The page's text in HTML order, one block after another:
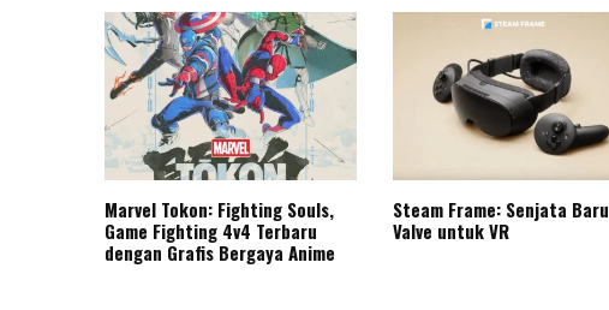
Marvel Tokon: Fighting Souls,
Game Fighting 4v4 Terbaru
dengan Grafis Bergaya Anime
Steam Frame: Senjata Baru
Valve untuk VR